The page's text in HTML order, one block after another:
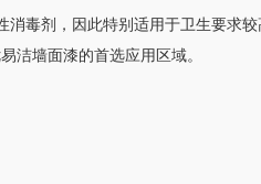
消毒剂，因此特别适用于卫生要求较
洁墙面漆的首选应用区域。